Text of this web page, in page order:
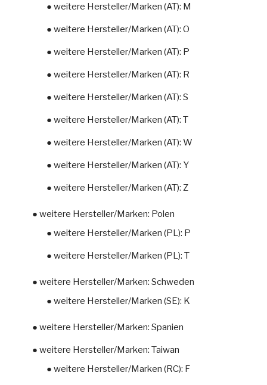
● weitere Hersteller/Marken (AT): M
● weitere Hersteller/Marken (AT): O
● weitere Hersteller/Marken (AT): P
● weitere Hersteller/Marken (AT): R
● weitere Hersteller/Marken (AT): S
● weitere Hersteller/Marken (AT): T
● weitere Hersteller/Marken (AT): W
● weitere Hersteller/Marken (AT): Y
● weitere Hersteller/Marken (AT): Z
● weitere Hersteller/Marken: Polen
● weitere Hersteller/Marken (PL): P
● weitere Hersteller/Marken (PL): T
● weitere Hersteller/Marken: Schweden
● weitere Hersteller/Marken (SE): K
● weitere Hersteller/Marken: Spanien
● weitere Hersteller/Marken: Taiwan
● weitere Hersteller/Marken (RC): F